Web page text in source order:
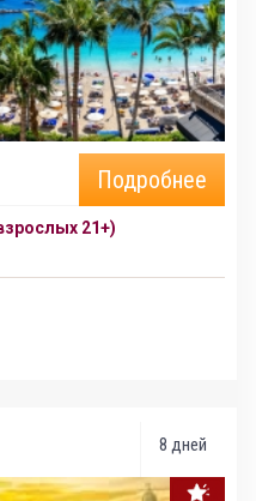
Подробнее
21+)
8 дней